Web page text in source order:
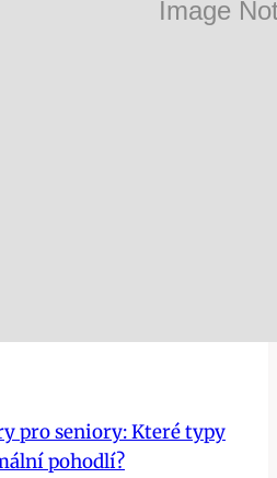
pro seniory: Které typy
pohodlí?